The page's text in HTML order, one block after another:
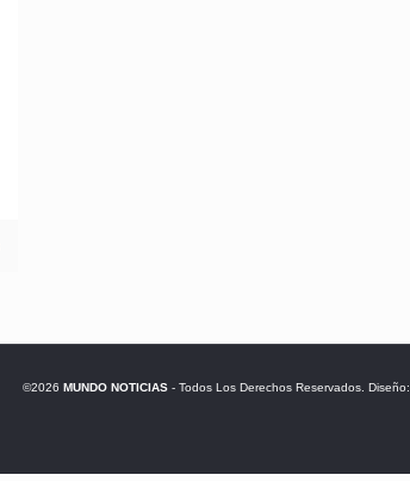
©2026 MUNDO NOTICIAS- Todos Los Derechos Reservados. Diseño: